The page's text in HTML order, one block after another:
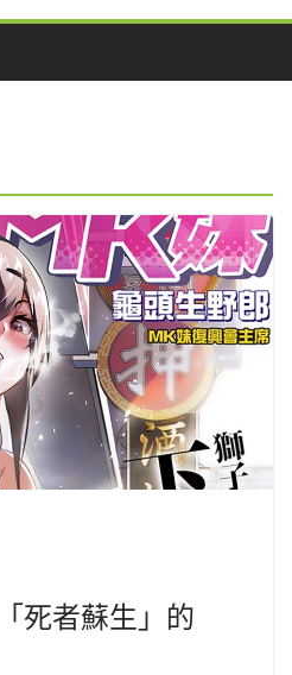
死者蘇生」的